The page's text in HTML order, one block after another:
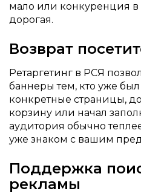
мало или конкуренция
дорогая.
Возврат
Ретаргетинг в РСЯ
баннеры тем, кто уже был
конкретные страницы,
корзину или начал
аудитория обычно
уже знаком с вашим
Поддержка
рекламы